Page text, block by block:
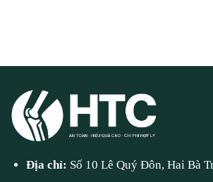
Địa chỉ: Số 10 Lê Quý Đôn, Hai Bà